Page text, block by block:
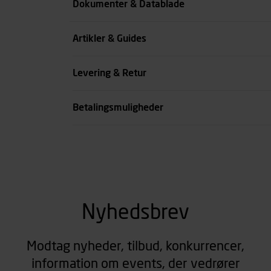
Dokumenter & Datablade
Artikler & Guides
Levering & Retur
Betalingsmuligheder
Nyhedsbrev
Modtag nyheder, tilbud, konkurrencer,
information om events, der vedrører